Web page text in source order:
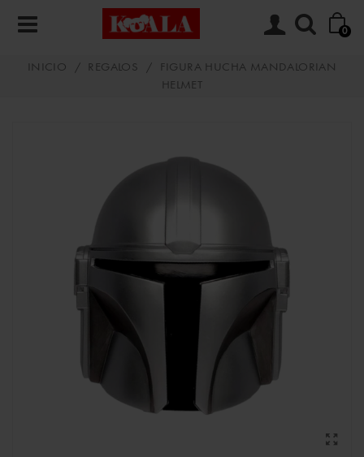
0
INICIO / REGALOS /
FIGURA HUCHA MANDALORIAN
HELMET